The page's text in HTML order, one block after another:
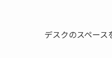
デスクのスペース